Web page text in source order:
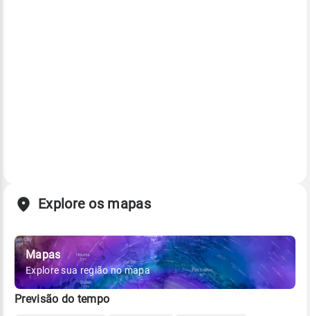
Explore os mapas
Mapas
Explore sua região no mapa
Previsão do tempo